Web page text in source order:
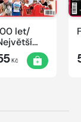
let/
Kč